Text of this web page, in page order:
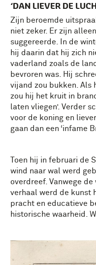
‘DAN LIEVER DE
Zijn beroemde
niet zeker. Er zijn
suggereerde. In de
hij daarin dat hij zich
vaderland zoals de
bevroren was. Hij
vijand zou bukken. Als
zou hij het kruit in
laten vliegen’. Verder
voor de koning en
gaan dan een ‘infame
Toen hij in februari de
wind naar wal werd
overdreef. Vanwege
verhaal werd de kunst
pracht en educatieve
historische waarheid.